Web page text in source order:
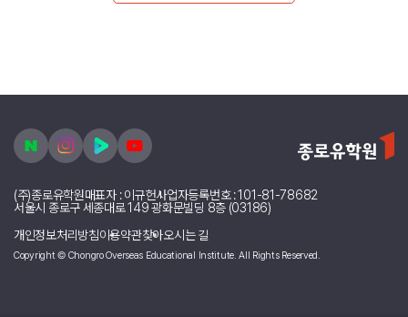
(주)종로유학원대표자 : 이규헌사업자등록번호 : 101-81-78682
서울시 종로구 세종대로 149 광화문빌딩 8층 (03186)
개인정보처리방침이용약관찾아오시는 길
Copyright © Chongro Overseas Educational Institute. All Rights Reserved.